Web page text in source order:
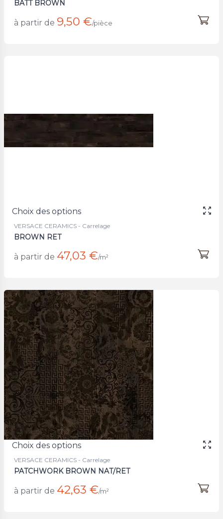
BATT BROWN
à partir de 9,50 €/pièce
Choix des options
VERSACE CERAMICS - Carrelage
BROWN RET
à partir de 47,03 €/m²
Choix des options
VERSACE CERAMICS - Carrelage
PATCHWORK BROWN NAT/RET
à partir de 42,63 €/m²